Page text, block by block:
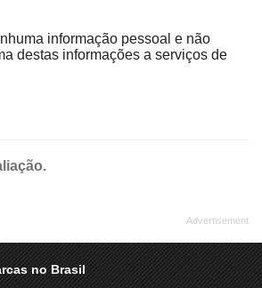
DROGA RAIA
EMPÓRIO DO AÇO
GOLDEN DO BAIRRO ÓTICA
HAVAIANAS
HELICOPLANTAS
informação pessoal e não
destas informações a serviços de
no Brasil